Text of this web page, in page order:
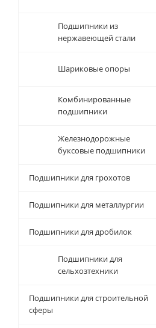
Подшипники из
нержавеющей стали
Шариковые опоры
Комбинированные
подшипники
Железнодорожные
буксовые подшипники
Подшипники для грохотов
Подшипники для металлургии
Подшипники для дробилок
Подшипники для
сельхозтехники
Подшипники для строительной
сферы